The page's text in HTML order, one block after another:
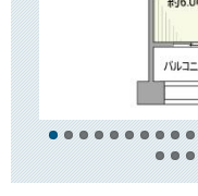
場など嬉しい設備が揃ってい
近隣にはスーパー「ダイエ
と」などがございますほか、
コンビニやドラッグストア
徒歩10分圏内には文京区役
ーズメント施設「東京ドー